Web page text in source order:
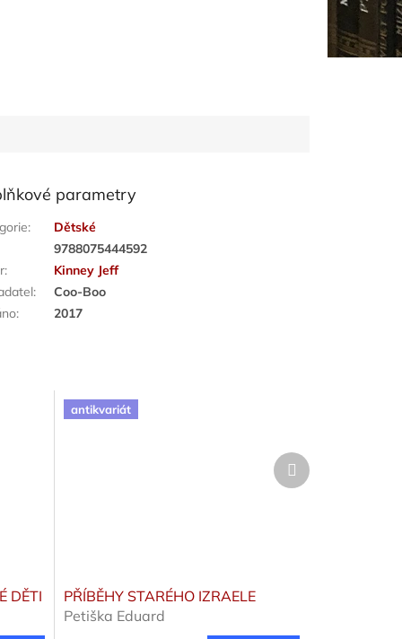
parametry
:
Dětské
9788075444592
:
Kinney Jeff
:
Coo-Boo
: 2017
DĚTI
antikvariát
PŘÍBĚHY STARÉHO IZRAELE
Petiška Eduard
Další
produkt